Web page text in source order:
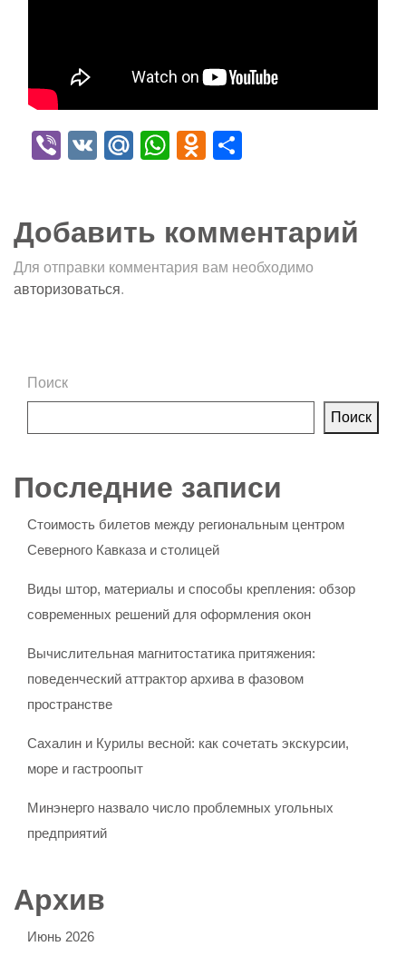
Viber
VK Mail.Ru
WhatsApp
Odnoklassniki
Добавить комментарий
Для отправки комментария вам необходимо
авторизоваться.
Поиск
Поиск
Последние записи
Стоимость билетов между региональным центром
Северного Кавказа и столицей
Виды штор, материалы и способы крепления: обзор
современных решений для оформления окон
Вычислительная магнитостатика притяжения:
поведенческий аттрактор архива в фазовом
пространстве
Сахалин и Курилы весной: как сочетать экскурсии,
море и гастроопыт
Минэнерго назвало число проблемных угольных
предприятий
Архив
Июнь 2026